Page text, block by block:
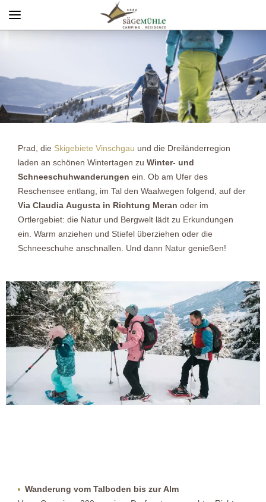
Menü
Prad, die Skigebiete Vinschgau und die Dreiländerregion
laden an schönen Wintertagen zu Winter- und
Schneeschuhwanderungen ein. Ob am Ufer des
Reschensee entlang, im Tal den Waalwegen folgend, auf der
Via Claudia Augusta in Richtung Meran oder im
Ortlergebiet: die Natur und Bergwelt lädt zu Erkundungen
ein. Warm anziehen und Stiefel überziehen oder die
Schneeschuhe anschnallen. Und dann Natur genießen!
Wanderung vom Talboden bis zur Alm